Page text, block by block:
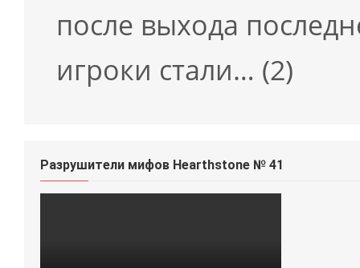
после выхода
игроки стали… (2)
Разрушители мифов Hearthstone № 41